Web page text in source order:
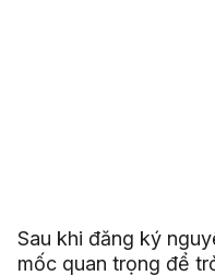
Sau khi đăng ký
mốc quan trọng để